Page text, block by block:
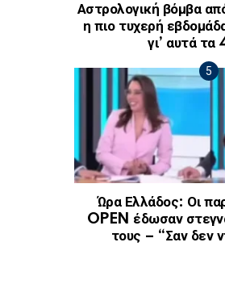
Αστρολογική βόμβα
η πιο τυχερή
γι’ αυτά τα
Ώρα Ελλάδος: Οι
OPEN έδωσαν
τους – “Σαν δεν